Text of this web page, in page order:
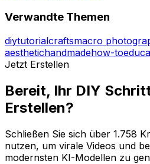
Verwandte Themen
diytutorialcraftsmacro
aesthetichandmadehow-to
Jetzt Erstellen
Bereit, Ihr DIY
Erstellen?
Schließen Sie sich über 1.758
nutzen, um virale Videos und
modernsten KI-Modellen zu